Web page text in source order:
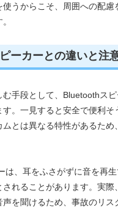
うからこそ、周囲への配慮
ーカーとの違いと注
む手段として、Bluetoothス
す。一見すると安全で便利そ
とは異なる特性があるため
は、耳をふさがずに音を再
されることがあります。実際
声を聞けるため、事故のリス